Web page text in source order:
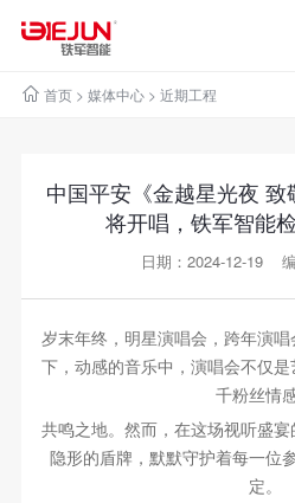
首页> 媒体中心> 近期工程
中国平安《金越星光夜
将开唱，铁军智能
日期：2024-12-19
岁末年终，明星演唱会，跨年演
下，动感的音乐中，演唱会不仅
千粉丝情
共鸣之地。然而，在这场视听盛
隐形的盾牌，默默守护着每一位
定。